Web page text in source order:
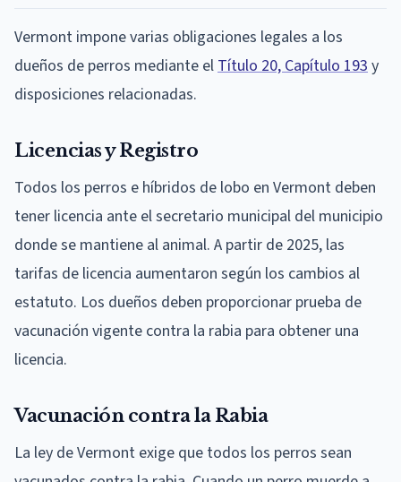
Vermont impone varias obligaciones legales a los
dueños de perros mediante el Título 20, Capítulo 193 y
disposiciones relacionadas.
Licencias y Registro
Todos los perros e híbridos de lobo en Vermont deben
tener licencia ante el secretario municipal del municipio
donde se mantiene al animal. A partir de 2025, las
tarifas de licencia aumentaron según los cambios al
estatuto. Los dueños deben proporcionar prueba de
vacunación vigente contra la rabia para obtener una
licencia.
Vacunación contra la Rabia
La ley de Vermont exige que todos los perros sean